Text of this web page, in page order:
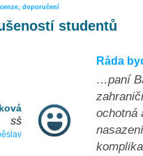
doporučení
studentů
SŠ
Ráda
…paní
ochotná